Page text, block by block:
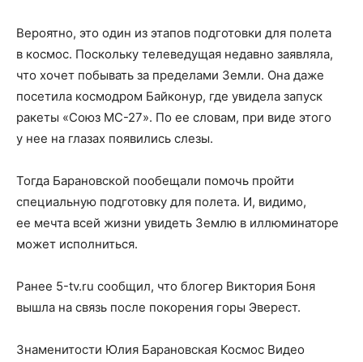
Вероятно, это один из этапов подготовки для полета
в космос. Поскольку телеведущая недавно заявляла,
что хочет побывать за пределами Земли. Она даже
посетила космодром Байконур, где увидела запуск
ракеты «Союз МС-27». По ее словам, при виде этого
у нее на глазах появились слезы.
Тогда Барановской пообещали помочь пройти
специальную подготовку для полета. И, видимо,
ее мечта всей жизни увидеть Землю в иллюминаторе
может исполниться.
Ранее 5-tv.ru сообщил, что блогер Виктория Боня
вышла на связь после покорения горы Эверест.
Знаменитости Юлия Барановская Космос Видео